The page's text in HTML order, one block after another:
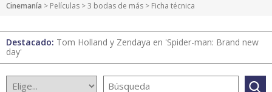
Cinemanía > Películas >3 bodas de más > Ficha técnica
Destacado: Tom Holland y Zendaya en 'Spider-man: Brand new
day'